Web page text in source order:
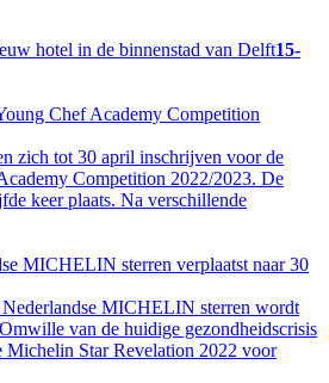
hotel in de binnenstad van Delft15-
Chef Academy Competition
zich tot 30 april inschrijven voor de
Competition 2022/2023. De
keer plaats. Na verschillende
MICHELIN sterren verplaatst naar 30
MICHELIN sterren wordt
van de huidige gezondheidscrisis
Michelin Star Revelation 2022 voor